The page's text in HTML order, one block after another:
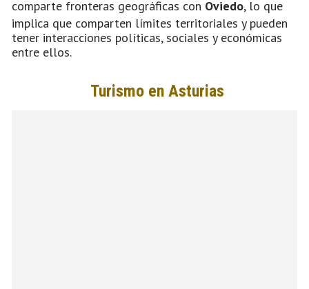
comparte fronteras geográficas con Oviedo, lo que
implica que comparten límites territoriales y pueden
tener interacciones políticas, sociales y económicas
entre ellos.